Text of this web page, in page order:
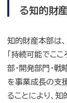
る知的財
知的財産本部は
「持続可能でこ
部・開発部門・
を事業成長の
ることにより、